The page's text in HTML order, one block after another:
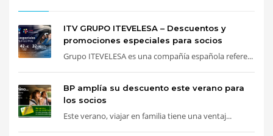
ITV GRUPO ITEVELESA – Descuentos y
promociones especiales para socios
Grupo ITEVELESA es una compañía española refere...
BP amplía su descuento este verano para
los socios
Este verano, viajar en familia tiene una ventaj...